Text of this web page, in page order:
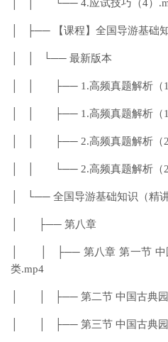
│ │ └── 4.应试技巧（4）
│ ├── 【课程】全国导游基础知
│ │ └── 最新版本
│ │ ├── 1.高频真题解析（1
│ │ ├── 1.高频真题解析（1
│ │ ├── 2.高频真题解析（2
│ │ └── 2.高频真题解析（2
│ └── 全国导游基础知识（精讲
│ ├── 第八章
│ │ ├── 第八章 第一节 中国
类.mp4
│ │ ├── 第二节 中国古典园
│ │ ├── 第三节 中国古典园